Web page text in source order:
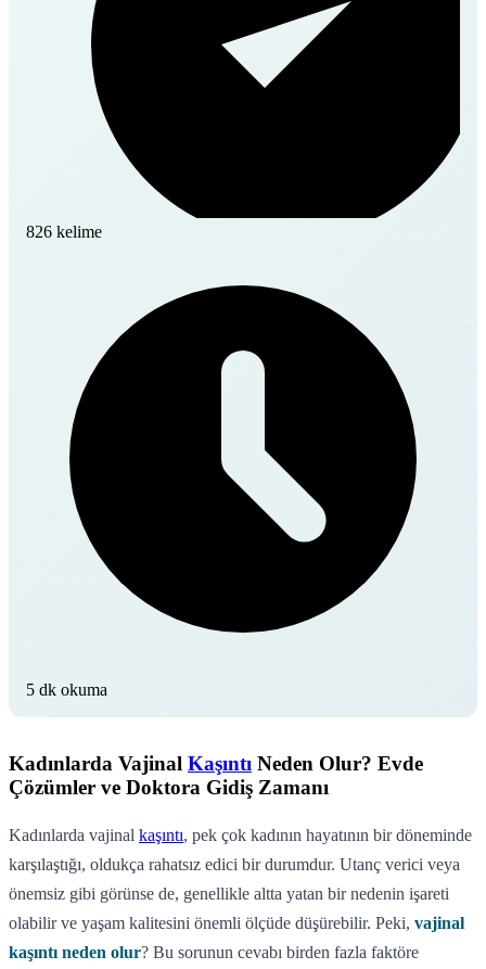
826 kelime
5 dk okuma
Kadınlarda Vajinal Kaşıntı Neden Olur? Evde
Çözümler ve Doktora Gidiş Zamanı
Kadınlarda vajinal kaşıntı, pek çok kadının hayatının bir döneminde
karşılaştığı, oldukça rahatsız edici bir durumdur. Utanç verici veya
önemsiz gibi görünse de, genellikle altta yatan bir nedenin işareti
olabilir ve yaşam kalitesini önemli ölçüde düşürebilir. Peki, vajinal
kaşıntı neden olur? Bu sorunun cevabı birden fazla faktöre